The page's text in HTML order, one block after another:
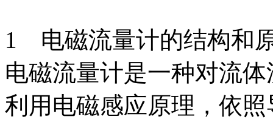
1 电磁流量计的结构和
电磁流量计是一种对流
利用电磁感应原理，依